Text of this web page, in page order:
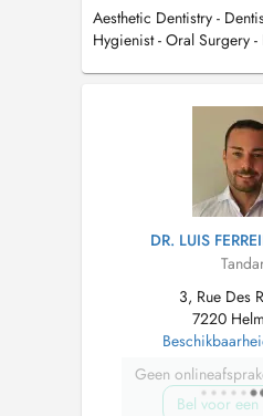
Aesthetic Dentistry -
Hygienist - Oral Surgery
DR. LUIS
3, Rue Des
7220
Geen
Bel voor